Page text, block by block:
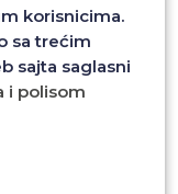
Dodaj u
korisnicima.
sa trećim
sajta saglasni
i polisom